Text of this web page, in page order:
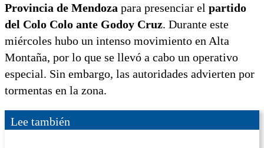
Provincia de Mendoza para presenciar el partido
del Colo Colo ante Godoy Cruz. Durante este
miércoles hubo un intenso movimiento en Alta
Montaña, por lo que se llevó a cabo un operativo
especial. Sin embargo, las autoridades advierten por
tormentas en la zona.
Lee también